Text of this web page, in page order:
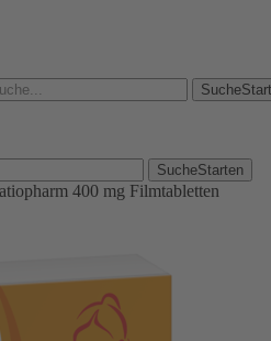
SucheStarten
400 mg Filmtabletten